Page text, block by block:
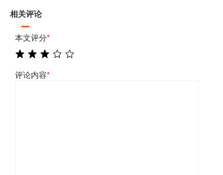
相关评论
本文评分*
评论内容*